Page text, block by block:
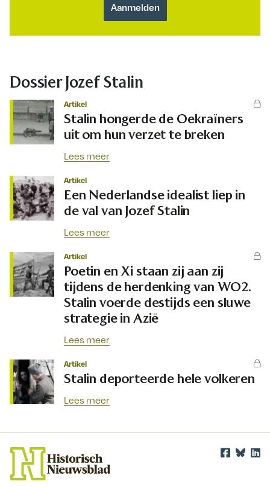
Dossier Jozef Stalin
Artikel
Stalin hongerde de Oekraïners
uit om hun verzet te breken
Lees meer
Artikel
Een Nederlandse idealist liep in
de val van Jozef Stalin
Lees meer
Artikel
Poetin en Xi staan zij aan zij
tijdens de herdenking van WO2.
Stalin voerde destijds een sluwe
strategie in Azië
Lees meer
Artikel
Stalin deporteerde hele volkeren
Lees meer